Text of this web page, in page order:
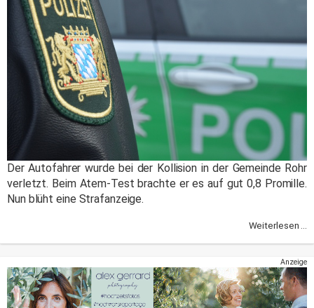
Der Autofahrer wurde bei der Kollision in der Gemeinde Rohr
verletzt. Beim Atem-Test brachte er es auf gut 0,8 Promille.
Nun blüht eine Strafanzeige.
Weiterlesen ...
Anzeige